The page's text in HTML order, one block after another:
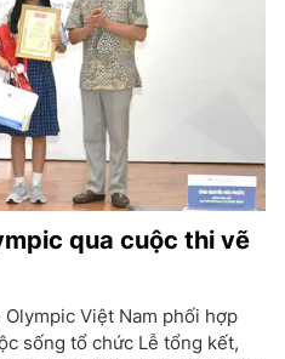
qua cuộc thi vẽ
Việt Nam phối hợp
sống tổ chức Lễ tổng kết,